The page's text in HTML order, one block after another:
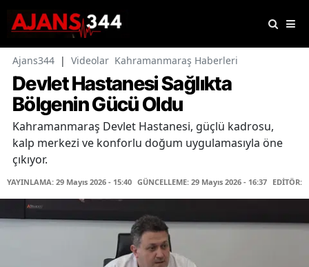
Ajans344 | Videolar Kahramanmaraş Haberleri
Devlet Hastanesi Sağlıkta
Bölgenin Gücü Oldu
Kahramanmaraş Devlet Hastanesi, güçlü kadrosu,
kalp merkezi ve konforlu doğum uygulamasıyla öne
çıkıyor.
YAYINLAMA: 29 Mayıs 2026 - 15:40 GÜNCELLEME: 29 Mayıs 2026 - 16:37 EDİTÖR: